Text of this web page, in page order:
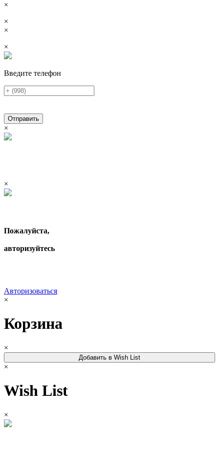
×
×
×
×
Введите телефон
Отправить
×
×
Пожалуйста,
авторизуйтесь
Авторизоваться
×
Корзина
×
Добавить в Wish List
×
Wish List
×